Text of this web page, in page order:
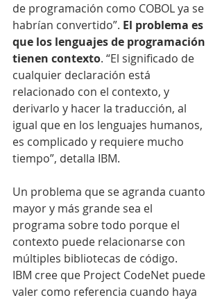
de programación como COBOL ya se
habrían convertido”. El problema es
que los lenguajes de programación
tienen contexto. “El significado de
cualquier declaración está
relacionado con el contexto, y
derivarlo y hacer la traducción, al
igual que en los lenguajes humanos,
es complicado y requiere mucho
tiempo”, detalla IBM.
Un problema que se agranda cuanto
mayor y más grande sea el
programa sobre todo porque el
contexto puede relacionarse con
múltiples bibliotecas de código.
IBM cree que Project CodeNet puede
valer como referencia cuando haya